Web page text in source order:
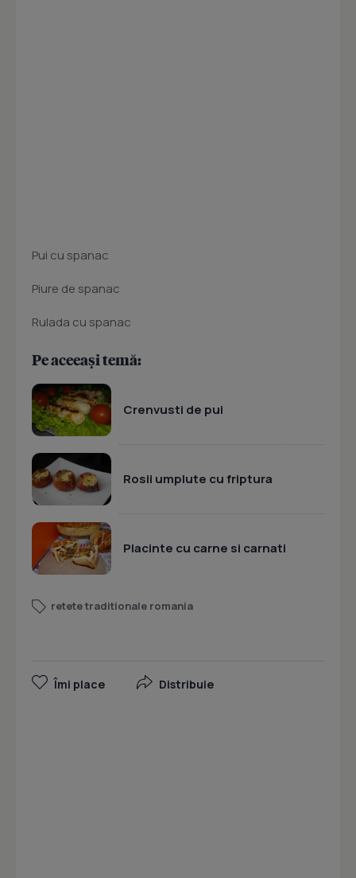
Pui cu spanac
Piure de spanac
Rulada cu spanac
Pe aceeași temă:
Crenvusti de pui
Rosii umplute cu friptura
Placinte cu carne si carnati
retete traditionale romania
Îmi place Distribuie